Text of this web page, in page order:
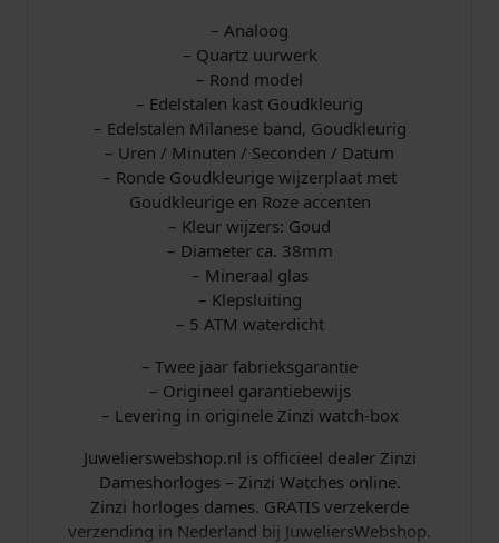
– Analoog
– Quartz uurwerk
– Rond model
– Edelstalen kast Goudkleurig
– Edelstalen Milanese band, Goudkleurig
– Uren / Minuten / Seconden / Datum
– Ronde Goudkleurige wijzerplaat met
Goudkleurige en Roze accenten
– Kleur wijzers: Goud
– Diameter ca. 38mm
– Mineraal glas
– Klepsluiting
– 5 ATM waterdicht
– Twee jaar fabrieksgarantie
– Origineel garantiebewijs
– Levering in originele Zinzi watch-box
Juwelierswebshop.nl is officieel dealer Zinzi
Dameshorloges – Zinzi Watches online.
Zinzi horloges dames. GRATIS verzekerde
verzending in Nederland bij JuweliersWebshop.